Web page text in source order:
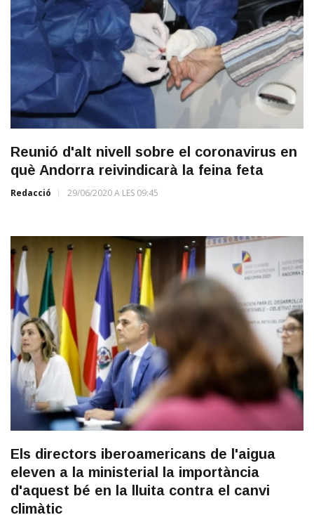
Reunió d'alt nivell sobre el coronavirus en
què Andorra reivindicarà la feina feta
Redacció 29/06/2020 A LES 09:45
Els directors iberoamericans de l'aigua
eleven a la ministerial la importància
d'aquest bé en la lluita contra el canvi
climàtic